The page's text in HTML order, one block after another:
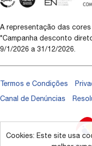
Cookies: Este site usa
A representação das
*Campanha desconto
9/1/2026 a 31/12/2026.
Termos e Condições
Canal de Denúncias